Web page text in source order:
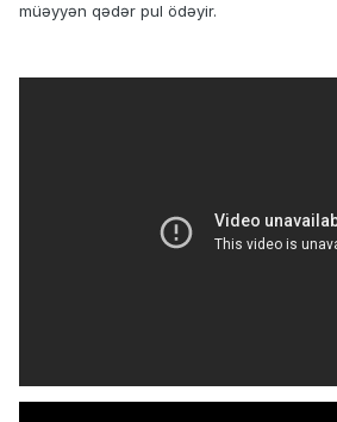
müəyyən qədər pul ödəyir.